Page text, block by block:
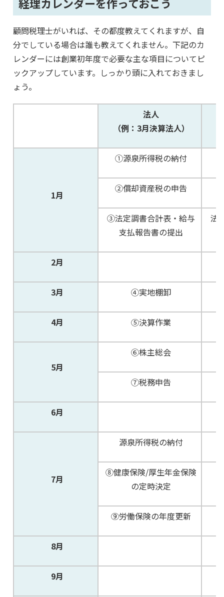
顧問税理士がいれば、その都度教えてくれますが、自
分でしている場合は誰も教えてくれません。下記のカ
レンダーには創業初年度で必要な主な項目についてピ
ックアップしています。しっかり頭に入れておきまし
ょう。
法人
（例：3月決算法人）
1月
①源泉所得税の納付
②償却資産税の申告
③法定調書合計表・給与
支払報告書の提出
法
2月
3月 ④実地棚卸
4月 ⑤決算作業
5月
⑥株主総会
⑦税務申告
6月
7月
源泉所得税の納付
⑧健康保険/厚生年金保険
の定時決定
⑨労働保険の年度更新
8月
9月